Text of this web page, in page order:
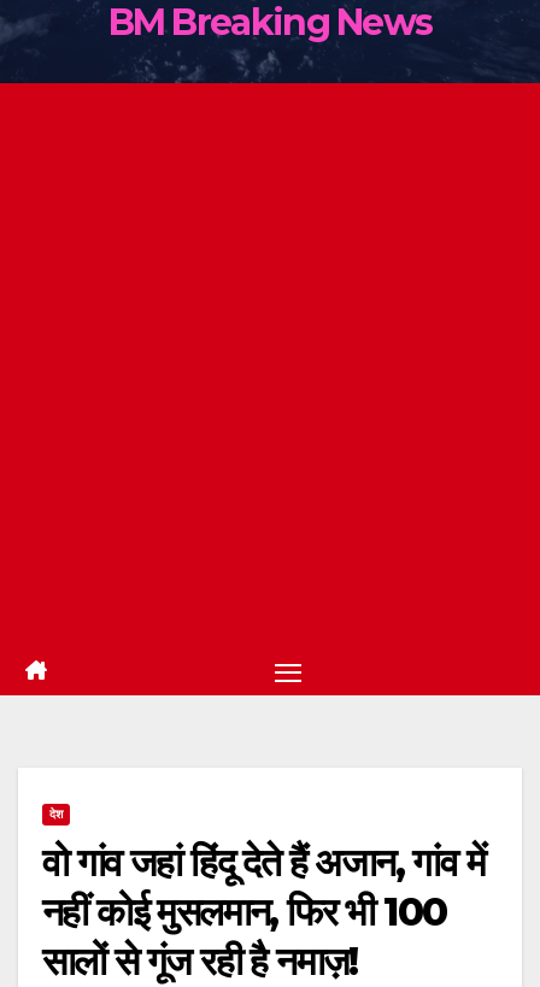
BM Breaking News
देश
वो गांव जहां हिंदू देते हैं अजान, गांव में
नहीं कोई मुसलमान, फिर भी 100
सालों से गूंज रही है नमाज़!